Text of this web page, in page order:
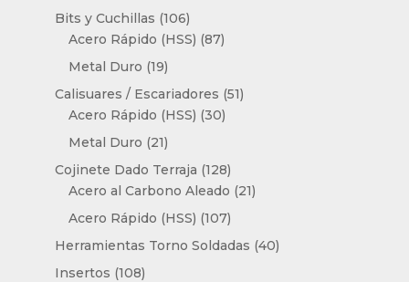
productos
Bits y Cuchillas 106106
productos
Acero Rápido (HSS) 8787
Metal Duro 1919
productos
Calisuares / Escariadores 5151
Acero Rápido (HSS) 3030
Metal Duro 2121
productos
Cojinete Dado Terraja 128128
productos
Acero al Carbono Aleado 2121
Acero Rápido (HSS) 107107
productos
Herramientas Torno Soldadas 4040
Insertos 108108